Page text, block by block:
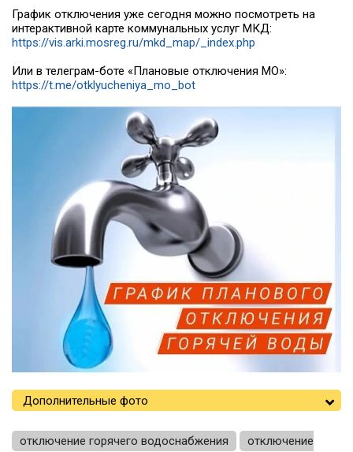
График отключения уже сегодня можно посмотреть на
интерактивной карте коммунальных услуг МКД:
https://vis.arki.mosreg.ru/mkd_map/_index.php
Или в телеграм-боте «Плановые отключения МО»:
https://t.me/otklyucheniya_mo_bot
Дополнительные фото
отключение горячего водоснабжения
отключение